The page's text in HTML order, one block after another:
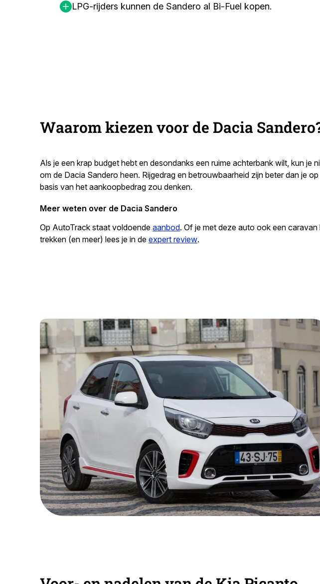
LPG-rijders kunnen de Sandero al Bi-Fuel kopen.
Waarom kiezen voor de Dacia
Als je een krap budget hebt en desondanks een ruime achterbank wilt, kun je
om de Dacia Sandero heen. Rijgedrag en betrouwbaarheid zijn beter dan je op
basis van het aankoopbedrag zou denken.
Meer weten over de Dacia Sandero
Op AutoTrack staat voldoende aanbod. Of je met deze auto ook een caravan
trekken (en meer) lees je in de expert review.